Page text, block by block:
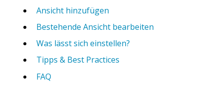
Ansicht hinzufügen
Bestehende Ansicht bearbeiten
Was lässt sich einstellen?
Tipps & Best Practices
FAQ